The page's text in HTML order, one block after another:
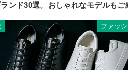
ンド30選。おしゃれなモデルもご
ファッ